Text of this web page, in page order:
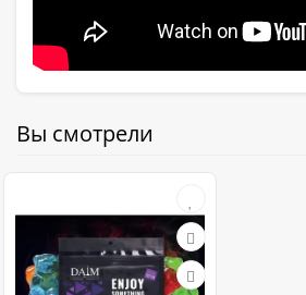
Вы смотрели